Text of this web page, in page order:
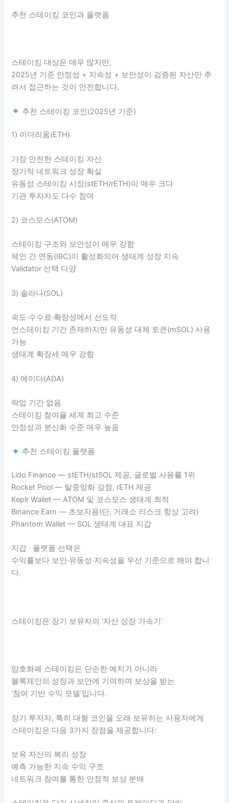
추천 스테이킹 코인과 플랫폼
스테이킹 대상은 매우 많지만,
2025년 기준 안정성 + 지속성 + 보안성이 검증된 자산만 추
려서 접근하는 것이 안전합니다.
추천 스테이킹 코인(2025년 기준)
1) 이더리움(ETH)
가장 안전한 스테이킹 자산
장기적 네트워크 성장 확실
유동성 스테이킹 시장(stETH/rETH)이 매우 크다
기관 투자자도 다수 참여
2) 코스모스(ATOM)
스테이킹 구조와 보안성이 매우 강함
체인 간 연동(IBC)이 활성화되어 생태계 성장 지속
Validator 선택 다양
3) 솔라나(SOL)
속도·수수료·확장성에서 선도적
언스테이킹 기간 존재하지만 유동성 대체 토큰(mSOL) 사용
가능
생태계 확장세 매우 강함
4) 에이다(ADA)
락업 기간 없음
스테이킹 참여율 세계 최고 수준
안정성과 분산화 수준 매우 높음
추천 스테이킹 플랫폼
Lido Finance — stETH/stSOL 제공, 글로벌 사용률 1위
Rocket Pool — 탈중앙화 강점, rETH 제공
Keplr Wallet — ATOM 및 코스모스 생태계 최적
Binance Earn — 초보자용(단, 거래소 리스크 항상 고려)
Phantom Wallet — SOL 생태계 대표 지갑
지갑 · 플랫폼 선택은
수익률보다 보안·유동성·지속성을 우선 기준으로 해야 합니
다.
스테이킹은 장기 보유자의 ‘자산 성장 가속기’
암호화폐 스테이킹은 단순한 예치가 아니라
블록체인의 성장과 보안에 기여하며 보상을 받는
‘참여 기반 수익 모델’입니다.
장기 투자자, 특히 대형 코인을 오래 보유하는 사용자에게
스테이킹은 다음 3가지 장점을 제공합니다:
보유 자산의 복리 성장
예측 가능한 지속 수익 구조
네트워크 참여를 통한 안정적 보상 분배